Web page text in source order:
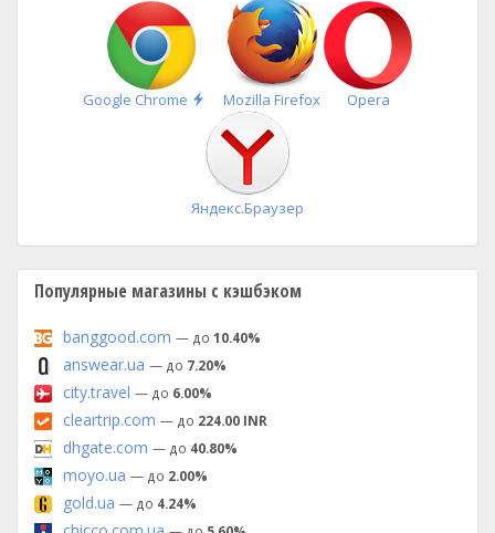
Google Chrome
Быстрая
установка
Mozilla Firefox Opera
Яндекс.Браузер
Популярные магазины с кэшбэком
banggood.com — до 10.40%
answear.ua — до 7.20%
city.travel — до 6.00%
cleartrip.com — до 224.00 INR
dhgate.com — до 40.80%
moyo.ua — до 2.00%
gold.ua — до 4.24%